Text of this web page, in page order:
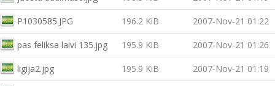
P1030585.JPG 196.2 KiB 2007-Nov-21 01:22
pas feliksa laivi 135.jpg 195.9 KiB 2007-Nov-21 01:26
ligija2.jpg 195.9 KiB 2007-Nov-21 01:19